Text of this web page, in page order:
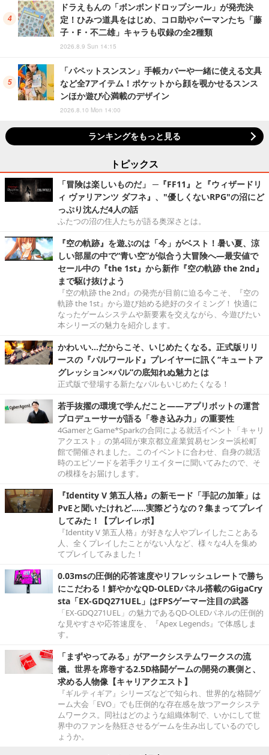
ドラえもんの「ボンボンドロップシール」が発売決
定！ひみつ道具をはじめ、コロ助やパーマンたち「藤
子・F・不二雄」キャラも収録の全2種類
2026.8.9 Sun 14:15
「パペットスンスン」手帳カバーや一緒に使える文具
など全7アイテム！ポケットから顔を覗かせるスンス
ンほか遊び心満載のデザイン
2026.8.10 Mon 14:00
ランキングをもっと見る
トピックス
「冒険は楽しいものだ」 ─『FF11』と『ウィザードリ
ィ ヴァリアンツ ダフネ』、"優しくないRPG"の沼にど
っぷり沈んだ4人の話
ふたつの沼の住人たちが語る奥深さとは。
『空の軌跡』を遊ぶのは「今」がベスト！暑い夏、涼
しい部屋の中で“青い空”が似合う大冒険へ―最安値で
セール中の『the 1st』から新作『空の軌跡 the 2nd』
まで駆け抜けよう
『空の軌跡 the 2nd』の発売が目前に迫る今こそ、『空の
軌跡 the 1st』から遊び始める絶好のタイミング！ 快適に
なったゲームシステムや新要素を交えながら、今遊びたい
本シリーズの魅力を紹介します。
かわいい…だからこそ、いじめたくなる。正式版リリ
ースの『パルワールド』プレイヤーに訊く“キュートア
グレッション×パル”の底知れぬ魅力とは
正式版で登場する新たなパルもいじめたくなる！
若手抜擢の環境で学んだこと――アプリボットの運営
プロデューサーが語る「巻き込み力」の重要性
4GamerとGame*Sparkの合同による就活イベント「キャリ
アクエスト」の第4回が東京都立産業貿易センター浜松町
館で開催されました。このイベントに合わせ、自身の就活
時のエピソードを若手クリエイターに聞いてみたので、そ
の模様をお届けします。
『Identity V 第五人格』の新モード「手記の加筆」は
PvEと聞いたけれど……実際どうなの？集まってプレイ
してみた！【プレイレポ】
『Identity V 第五人格』が好きな人やプレイしたことある
人、全くプレイしたことがない人など、様々な4人を集め
てプレイしてみました！
0.03msの圧倒的応答速度やリフレッシュレートで勝ち
にこだわる！鮮やかなQD-OLEDパネル搭載のGigaCry
sta「EX-GDQ271UEL」はFPSゲーマー注目の武器
「EX-GDQ271UEL」の魅力であるQD-OLEDパネルの圧倒的
な見やすさや応答速度を、『Apex Legends』で体感しま
す。
「まずやってみる」がアークシステムワークスの流
儀。世界を席巻する2.5D格闘ゲームの開発の裏側と、
求める人物像【キャリアクエスト】
『ギルティギア』シリーズなどで知られ、世界的な格闘ゲ
ーム大会「EVO」でも圧倒的な存在感を放つアークシステ
ムワークス。同社はどのような組織体制で、いかにして世
界中のファンを熱狂させるゲームを生み出しているのでし
ょうか。